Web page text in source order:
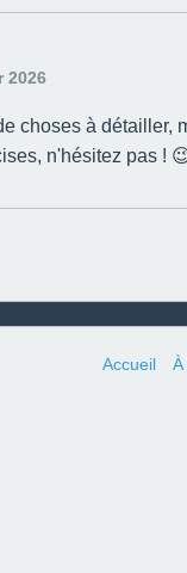
2026
choses à
n'hésitez pas !
Accueil À